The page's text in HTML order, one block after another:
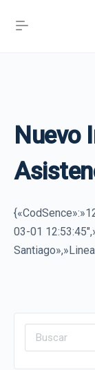
Nuevo
03-01
Search